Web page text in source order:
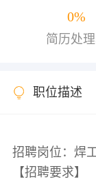
0%
简历处
职位描述
招聘岗位：焊
【招聘要求】